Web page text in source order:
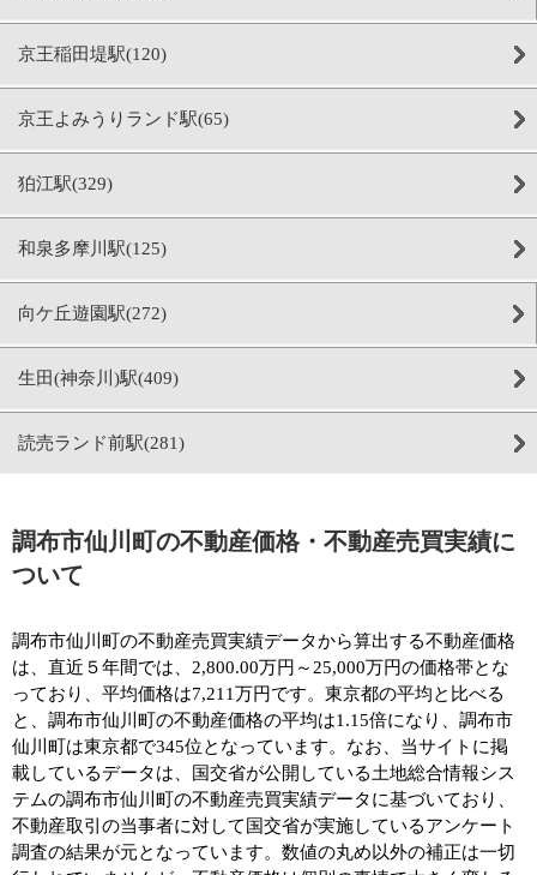
京王稲田堤駅(120)
京王よみうりランド駅(65)
狛江駅(329)
和泉多摩川駅(125)
向ケ丘遊園駅(272)
生田(神奈川)駅(409)
読売ランド前駅(281)
調布市仙川町の不動産価格・不動産売買実績に
ついて
調布市仙川町の不動産売買実績データから算出する不動産価格
は、直近５年間では、2,800.00万円～25,000万円の価格帯とな
っており、平均価格は7,211万円です。東京都の平均と比べる
と、調布市仙川町の不動産価格の平均は1.15倍になり、調布市
仙川町は東京都で345位となっています。なお、当サイトに掲
載しているデータは、国交省が公開している土地総合情報シス
テムの調布市仙川町の不動産売買実績データに基づいており、
不動産取引の当事者に対して国交省が実施しているアンケート
調査の結果が元となっています。数値の丸め以外の補正は一切